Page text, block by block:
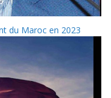
du Maroc en 2023